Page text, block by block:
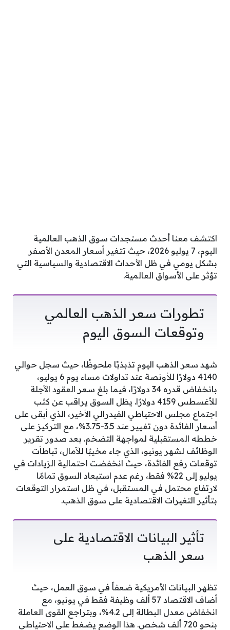
اكتشف معنا أحدث مستجدات سوق الذهب العالمية
اليوم، 7 يوليو 2026، حيث تتغير أسعار المعدن الأصفر
بشكل يومي في ظل الأحداث الاقتصادية والسياسية التي
تؤثر على الأسواق العالمية.
تطورات سعر الذهب العالمي
وتوقعات السوق اليوم
شهد سعر الذهب اليوم تذبذبًا ملحوظًا، حيث سجل حوالي
4140 دولارًا للأونصة عند تداولات مساء يوم 6 يوليو،
بانخفاض قدره 34 دولارًا، فيما بلغ سعر العقود الآجلة
للأغسطس 4159 دولارًا. يظل السوق يراقب عن كثب
اجتماع مجلس الاحتياطي الفيدرالي الأخير، الذي أبقى على
أسعار الفائدة دون تغيير عند 3.5-3.75%، مع التركيز على
خططه المستقبلية لمواجهة التضخم. بعد صدور تقرير
الوظائف لشهر يونيو، الذي جاء مخيبًا للآمال، تباطأت
توقعات رفع الفائدة، حيث انخفضت احتمالية الزيادات في
يوليو إلى 22% فقط، رغم عدم استبعاد السوق تمامًا
لارتفاع محتمل في المستقبل، في ظل استمرار التوقعات
بتأثير التغيرات الاقتصادية على سوق الذهب.
تأثير البيانات الاقتصادية على
سعر الذهب
تظهر البيانات الأمريكية ضعفاً في سوق العمل، حيث
أضاف الاقتصاد 57 ألف وظيفة فقط في يونيو، مع
انخفاض معدل البطالة إلى 4.2%، وبتراجع القوى العاملة
بنحو 720 ألف شخص. هذا الوضع يضغط على الاحتياطي